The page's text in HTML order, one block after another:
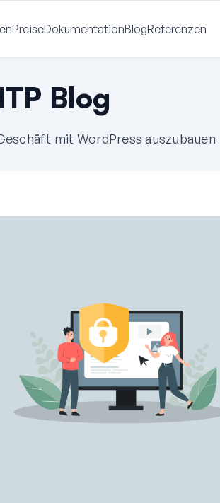
PreiseDokumentationBlogReferenzen
Blog
mit WordPress auszubauen